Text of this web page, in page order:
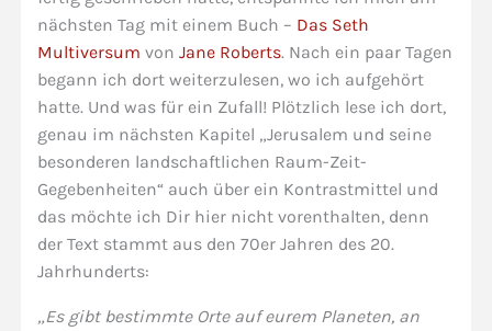
nächsten Tag mit einem Buch – Das Seth
Multiversum von Jane Roberts. Nach ein paar Tagen
begann ich dort weiterzulesen, wo ich aufgehört
hatte. Und was für ein Zufall! Plötzlich lese ich dort,
genau im nächsten Kapitel „Jerusalem und seine
besonderen landschaftlichen Raum-Zeit-
Gegebenheiten“ auch über ein Kontrastmittel und
das möchte ich Dir hier nicht vorenthalten, denn
der Text stammt aus den 70er Jahren des 20.
Jahrhunderts:
„Es gibt bestimmte Orte auf eurem Planeten, an